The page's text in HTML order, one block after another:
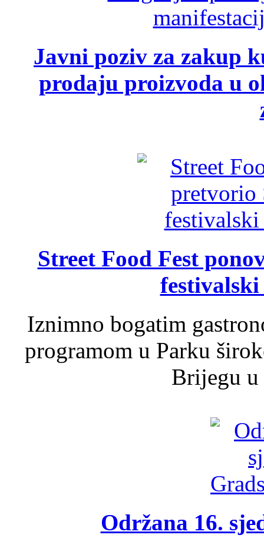
Javni poziv za zakup
prodaju proizvoda u
Street Food Fest
Iznimno bogatim
programom u Parku
Brijegu u
Održana 16.